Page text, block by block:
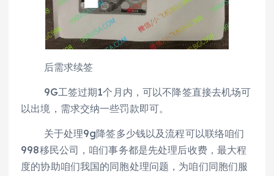
后需求续签
9G工签过期1个月内，可以不降签直接去机场可
以出境，需求交纳一些罚款即可。
关于处理9g降签多少钱以及流程可以联络咱们
998移民公司，咱们事务都是先处理后收费，最大程
度的协助咱们我国的同胞处理问题，为咱们同胞们服